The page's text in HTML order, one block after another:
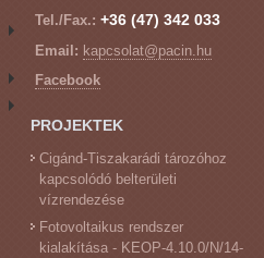
Tel./Fax.: +36 (47) 342 033
Email: kapcsolat@pacin.hu
Facebook
PROJEKTEK
Cigánd-Tiszakarádi tározóhoz
kapcsolódó belterületi
vízrendezése
Fotovoltaikus rendszer
kialakítása - KEOP-4.10.0/N/14-